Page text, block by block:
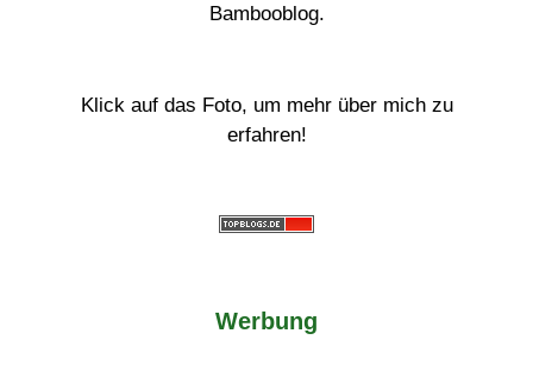
Bambooblog.
Klick auf das Foto, um mehr über mich zu
erfahren!
Werbung